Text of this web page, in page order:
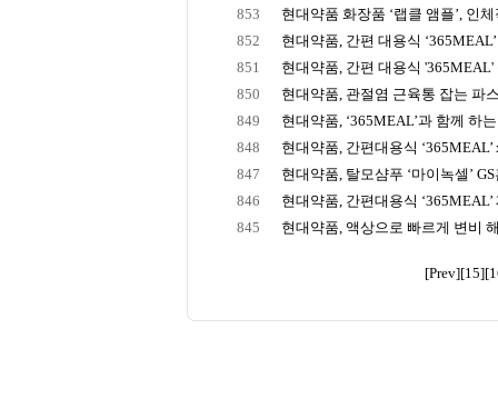
853
현대약품 화장품 ‘랩클 앰플’, 인
852
현대약품, 간편 대용식 ‘365MEAL’
851
현대약품, 간편 대용식 '365MEAL'
850
현대약품, 관절염 근육통 잡는 파
849
현대약품, ‘365MEAL’과 함께 하
848
현대약품, 간편대용식 ‘365MEAL’
847
현대약품, 탈모샴푸 ‘마이녹셀’
846
현대약품, 간편대용식 ‘365MEAL’
845
현대약품, 액상으로 빠르게 변비
[Prev][15]